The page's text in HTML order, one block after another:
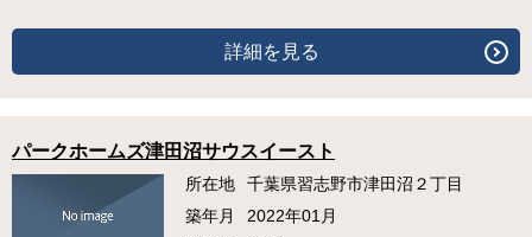
詳細を見る
パークホームズ津田沼サウスイースト
所在地
千葉県習志野市津田沼２丁目
築年月
2022年01月